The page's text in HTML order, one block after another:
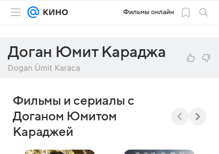
Фильмы онлайн
Доган Юмит Караджа
Dogan Ümit Karaca
Фильмы и сериалы с
Доганом Юмитом
Караджей